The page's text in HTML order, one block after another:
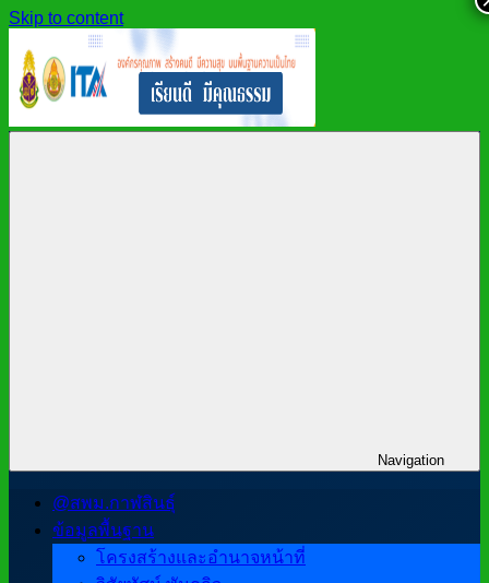
Skip to content
Navigation
@สพม.กาฬสินธุ์
ข้อมูลพื้นฐาน
โครงสร้างและอำนาจหน้าที่